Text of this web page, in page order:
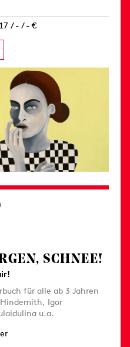
/ - / - €
SCHNEE!
für alle ab 3 Jahren
Igor
u.a.